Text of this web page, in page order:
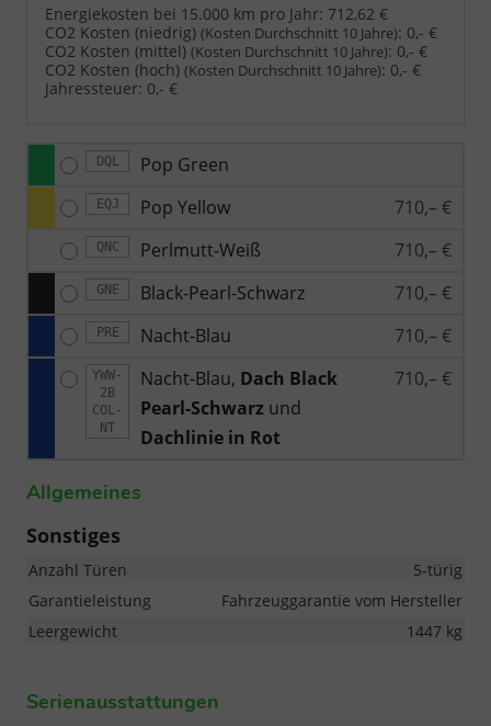
Energiekosten bei 15.000 km pro Jahr: 712,62 €
CO2 Kosten (niedrig) (Kosten Durchschnitt 10 Jahre): 0,- €
CO2 Kosten (mittel) (Kosten Durchschnitt 10 Jahre): 0,- €
CO2 Kosten (hoch) (Kosten Durchschnitt 10 Jahre): 0,- €
Jahressteuer: 0,- €
DQL Pop Green
EQJ Pop Yellow 710,– €
QNC Perlmutt-Weiß 710,– €
GNE Black-Pearl-Schwarz 710,– €
PRE Nacht-Blau 710,– €
YWW-
2B
COL-
NT
Nacht-Blau, Dach Black
Pearl-Schwarz und
Dachlinie in Rot
710,– €
Allgemeines
Sonstiges
Anzahl Türen
5-türig
Garantieleistung
Fahrzeuggarantie vom Hersteller
Leergewicht
1447 kg
Serienausstattungen